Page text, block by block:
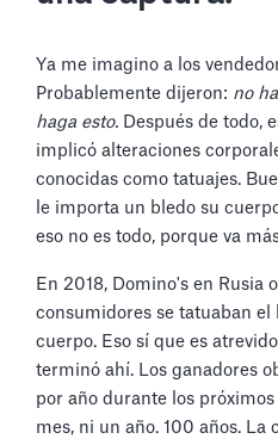
Ya me imagino a los
Probablemente dijeron: no
haga esto. Después de todo,
implicó alteraciones
conocidas como tatuajes.
le importa un bledo su
eso no es todo, porque va
En 2018, Domino's en Rusia
consumidores se tatuaban el
cuerpo. Eso sí que es
terminó ahí. Los ganadores
por año durante los
mes, ni un año. 100 años. La